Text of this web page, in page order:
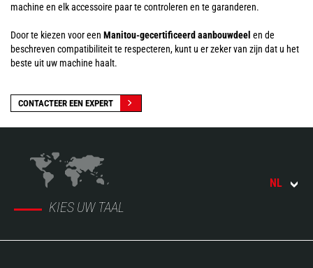
machine en elk accessoire paar te controleren en te garanderen.
Door te kiezen voor een Manitou-gecertificeerd aanbouwdeel en de
beschreven compatibiliteit te respecteren, kunt u er zeker van zijn dat u het
beste uit uw machine haalt.
CONTACTEER EEN EXPERT
KIES UW TAAL
NL